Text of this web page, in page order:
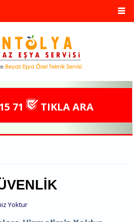
71 TIKLA ARA
Yoktur